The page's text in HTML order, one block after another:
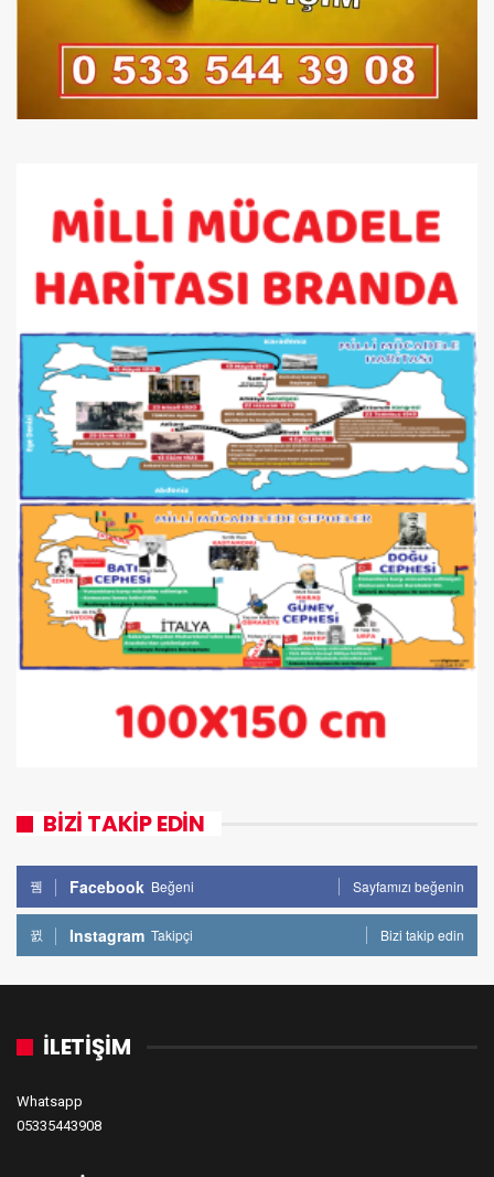
BİZİ TAKİP EDİN
Facebook Beğeni Sayfamızı beğenin
Instagram Takipçi Bizi takip edin
İLETİŞİM
Whatsapp
05335443908